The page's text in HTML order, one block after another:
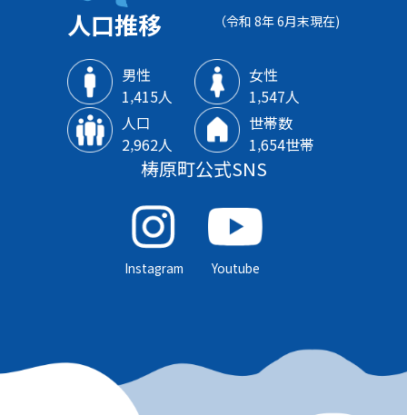
人口推移 （令和 8年 6月末現在)
男性
1‚415人
女性
1‚547人
人口
2‚962人
世帯数
1‚654世帯
梼原町公式SNS
Instagram Youtube